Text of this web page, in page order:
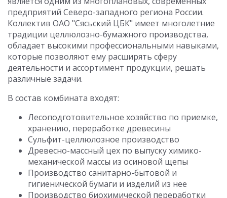
предприятий Северо-западного региона России.
Коллектив ОАО "Сясьский ЦБК" имеет многолетние
традиции целлюлозно-бумажного производства,
обладает высокими профессиональными навыками,
которые позволяют ему расширять сферу
деятельности и ассортимент продукции, решать
различные задачи.
В состав комбината входят:
Лесоподготовительное хозяйство по приемке,
хранению, переработке древесины
Сульфит-целлюлозное производство
Древесно-массный цех по выпуску химико-
механической массы из осиновой щепы
Производство санитарно-бытовой и
гигиенической бумаги и изделий из нее
Производство биохимической переработки